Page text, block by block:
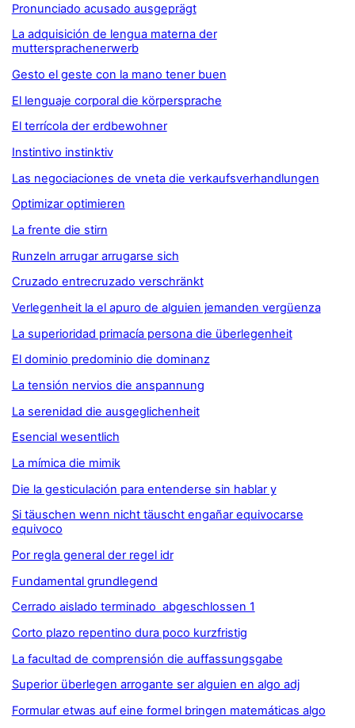
Pronunciado acusado ausgeprägt
La adquisición de lengua materna der
muttersprachenerwerb
Gesto el geste con la mano tener buen
El lenguaje corporal die körpersprache
El terrícola der erdbewohner
Instintivo instinktiv
Las negociaciones de vneta die verkaufsverhandlungen
Optimizar optimieren
La frente die stirn
Runzeln arrugar arrugarse sich
Cruzado entrecruzado verschränkt
Verlegenheit la el apuro de alguien jemanden vergüenza
La superioridad primacía persona die überlegenheit
El dominio predominio die dominanz
La tensión nervios die anspannung
La serenidad die ausgeglichenheit
Esencial wesentlich
La mímica die mimik
Die la gesticulación para entenderse sin hablar y
Si täuschen wenn nicht täuscht engañar equivocarse
equivoco
Por regla general der regel idr
Fundamental grundlegend
Cerrado aislado terminado abgeschlossen 1
Corto plazo repentino dura poco kurzfristig
La facultad de comprensión die auffassungsgabe
Superior überlegen arrogante ser alguien en algo adj
Formular etwas auf eine formel bringen matemáticas algo